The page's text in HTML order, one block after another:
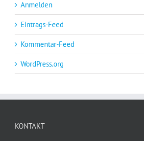
Anmelden
Eintrags-Feed
Kommentar-Feed
WordPress.org
KONTAKT